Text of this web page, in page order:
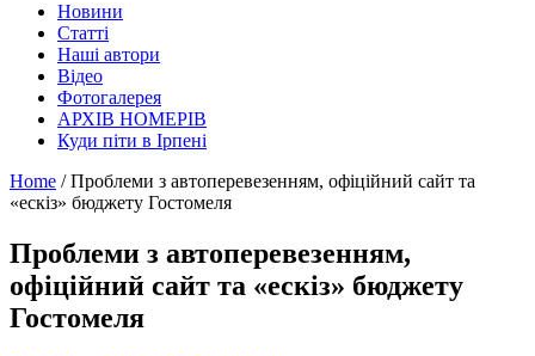
Новини
Статті
Наші автори
Відео
Фотогалерея
АРХІВ НОМЕРІВ
Куди піти в Ірпені
Home / Проблеми з автоперевезенням, офіційний сайт та
«ескіз» бюджету Гостомеля
Проблеми з автоперевезенням,
офіційний сайт та «ескіз» бюджету
Гостомеля